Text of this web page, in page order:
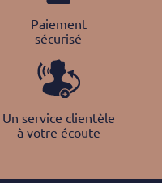
Paiement
sécurisé
Un service clientèle
à votre écoute